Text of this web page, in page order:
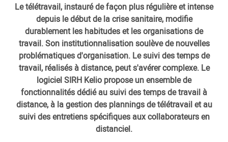
Le télétravail, instauré de façon plus régulière et intense
depuis le début de la crise sanitaire, modifie
durablement les habitudes et les organisations de
travail. Son institutionnalisation soulève de nouvelles
problématiques d'organisation. Le suivi des temps de
travail, réalisés à distance, peut s'avérer complexe. Le
logiciel SIRH Kelio propose un ensemble de
fonctionnalités dédié au suivi des temps de travail à
distance, à la gestion des plannings de télétravail et au
suivi des entretiens spécifiques aux collaborateurs en
distanciel.